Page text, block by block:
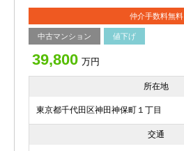
仲介手数料無料
中古マンション 値下げ
39,800 万円
所在地
東京都千代田区神田神保町１丁目
交通